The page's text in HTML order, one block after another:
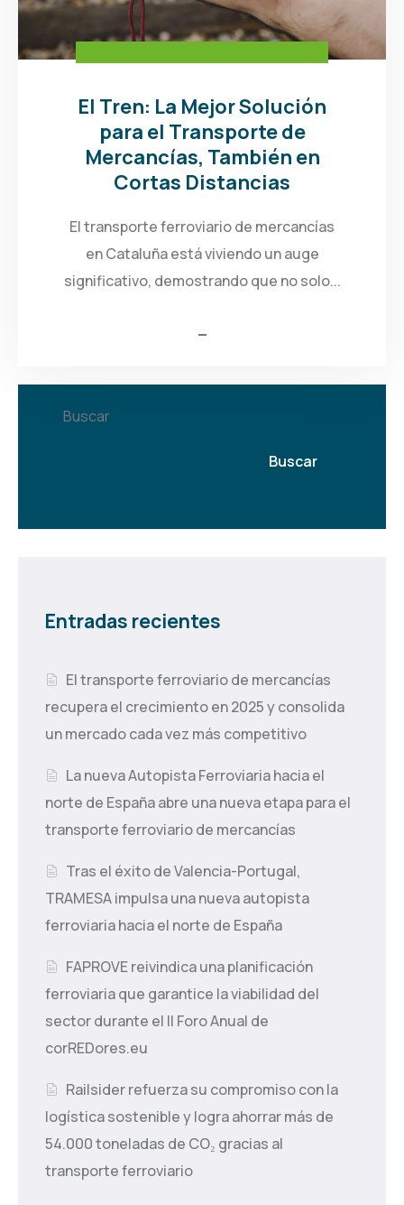
El Tren: La Mejor Solución
para el Transporte de
Mercancías, También en
Cortas Distancias
El transporte ferroviario de mercancías
en Cataluña está viviendo un auge
significativo, demostrando que no solo...
Buscar
Buscar
Entradas recientes
El transporte ferroviario de mercancías
recupera el crecimiento en 2025 y consolida
un mercado cada vez más competitivo
La nueva Autopista Ferroviaria hacia el
norte de España abre una nueva etapa para el
transporte ferroviario de mercancías
Tras el éxito de Valencia-Portugal,
TRAMESA impulsa una nueva autopista
ferroviaria hacia el norte de España
FAPROVE reivindica una planificación
ferroviaria que garantice la viabilidad del
sector durante el II Foro Anual de
corREDores.eu
Railsider refuerza su compromiso con la
logística sostenible y logra ahorrar más de
54.000 toneladas de CO₂ gracias al
transporte ferroviario